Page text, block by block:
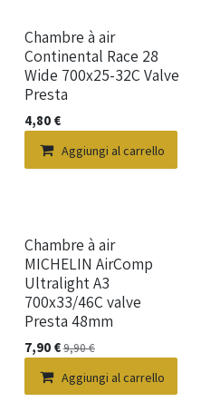
Chambre à air
Continental Race 28
Wide 700x25-32C Valve
Presta
4,80 €
Aggiungi al carrello
Chambre à air
MICHELIN AirComp
Ultralight A3
700x33/46C valve
Presta 48mm
7,90 €9,90€
Aggiungi al carrello